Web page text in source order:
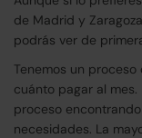
de Madrid y
podrás ver de
Tenemos un
cuánto pagar al
proceso
necesidades. La